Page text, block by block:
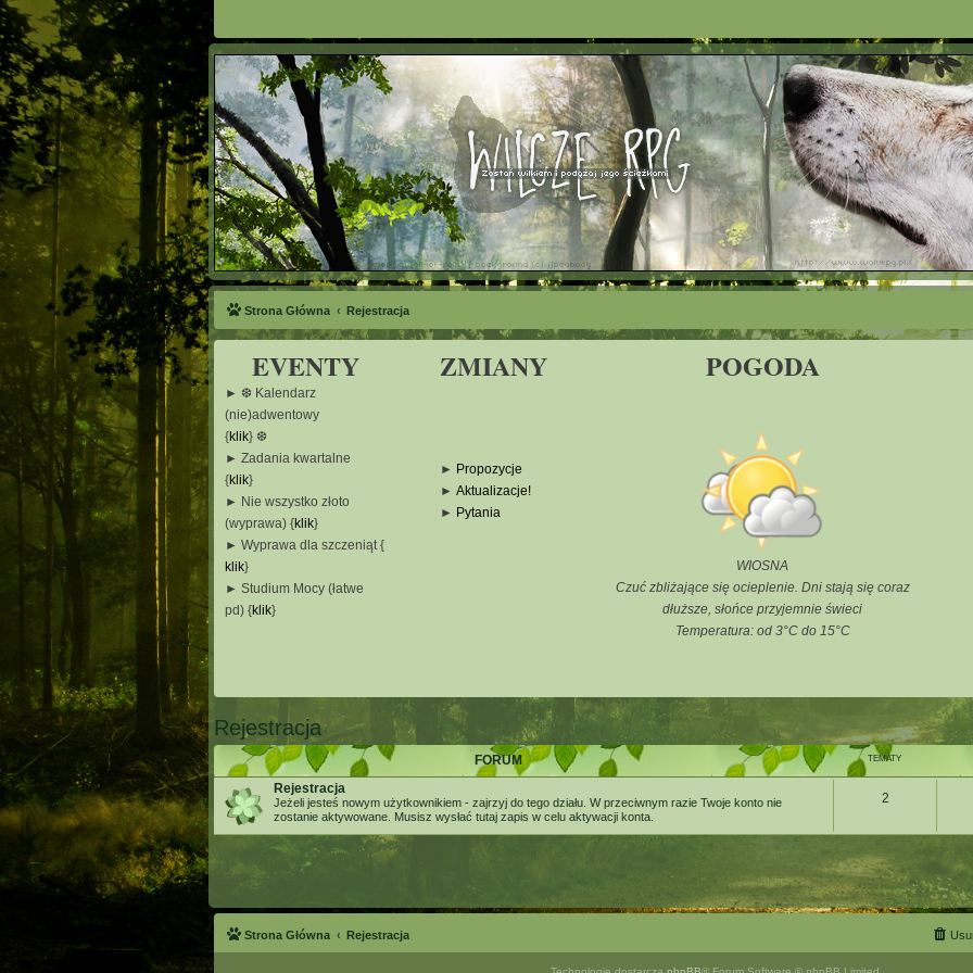
Strona Główna Rejestracja
EVENTY ZMIANY POGODA
► ❆ Kalendarz
(nie)adwentowy
{klik} ❆
► Zadania kwartalne
{klik}
► Nie wszystko złoto
(wyprawa) {klik}
► Wyprawa dla szczeniąt {
klik}
► Studium Mocy (łatwe
pd) {klik}
► Propozycje
► Aktualizacje!
► Pytania
WIOSNA
Czuć zbliżające się ocieplenie. Dni stają się coraz
dłuższe, słońce przyjemnie świeci
Temperatura: od 3°C do 15°C
Rejestracja
FORUM TEMATY
Rejestracja
Jeżeli jesteś nowym użytkownikiem - zajrzyj do tego działu. W przeciwnym razie Twoje konto nie
zostanie aktywowane. Musisz wysłać tutaj zapis w celu aktywacji konta.
2
Strona Główna Rejestracja